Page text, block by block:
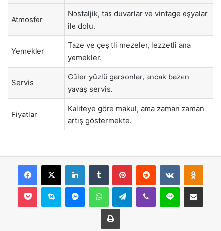
Atmosfer
Nostaljik, taş duvarlar ve vintage eşyalar
ile dolu.
Yemekler
Taze ve çeşitli mezeler, lezzetli ana
yemekler.
Servis
Güler yüzlü garsonlar, ancak bazen
yavaş servis.
Fiyatlar
Kaliteye göre makul, ama zaman zaman
artış göstermekte.
Facebook
X LinkedInTumblr PinterestReddit VKontakte
Pocket Skype MessengerWhatsAppTelegramViber Line E-Posta ile
Yazdır